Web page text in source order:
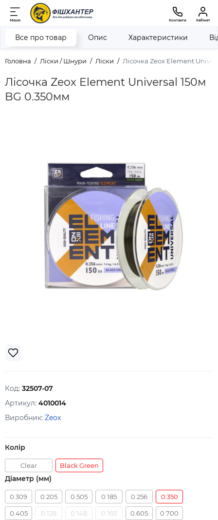
Меню Контакти Кабінет
Головна Ліски / Шнури Ліски Лісочка Zeox Element
Лісочка Zeox Element Universal 150м
BG 0.350мм
Все про товар Опис Характеристики
Код: 32507-07
Артикул: 4010014
Виробник: Zeox
Колір
Clear Black Green
Діаметр (мм)
0.309 0.205 0.505 0.185 0.256 0.350
0.405 0.128 0.148 0.165 0.605 0.700